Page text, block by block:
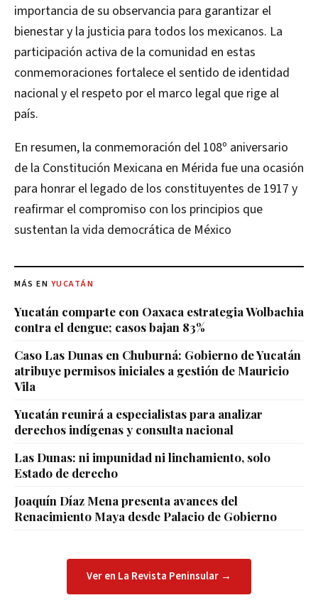
importancia de su observancia para garantizar el
bienestar y la justicia para todos los mexicanos. La
participación activa de la comunidad en estas
conmemoraciones fortalece el sentido de identidad
nacional y el respeto por el marco legal que rige al
país.
En resumen, la conmemoración del 108º aniversario
de la Constitución Mexicana en Mérida fue una ocasión
para honrar el legado de los constituyentes de 1917 y
reafirmar el compromiso con los principios que
sustentan la vida democrática de México
MÁS EN YUCATÁN
Yucatán comparte con Oaxaca estrategia Wolbachia
contra el dengue; casos bajan 83%
Caso Las Dunas en Chuburná: Gobierno de Yucatán
atribuye permisos iniciales a gestión de Mauricio
Vila
Yucatán reunirá a especialistas para analizar
derechos indígenas y consulta nacional
Las Dunas: ni impunidad ni linchamiento, solo
Estado de derecho
Joaquín Díaz Mena presenta avances del
Renacimiento Maya desde Palacio de Gobierno
Ver en La Revista Peninsular →